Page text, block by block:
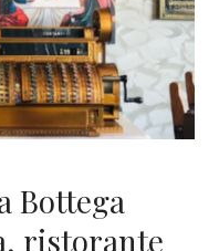
Bottega
ristorante